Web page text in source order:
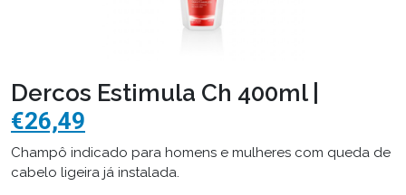
Dercos Estimula Ch 400ml |
€26,49
Champô indicado para homens e mulheres com queda de
cabelo ligeira já instalada.